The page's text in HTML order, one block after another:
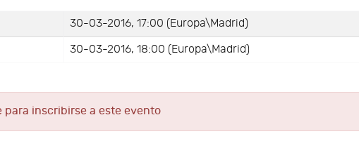
30-03-2016, 17:00 (Europa\Madrid)
30-03-2016, 18:00 (Europa\Madrid)
para inscribirse a este evento